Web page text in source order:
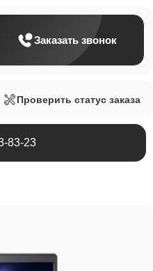
Заказать звонок
Проверить статус заказа
83-23